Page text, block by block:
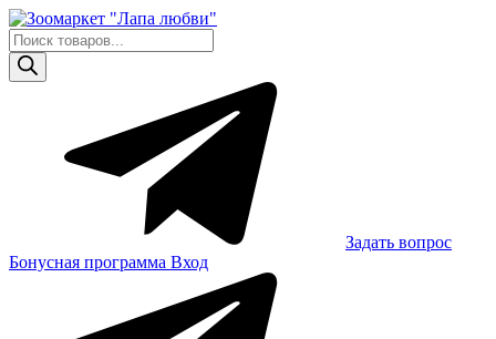
Skip
to
content
Поиск
товаров
Задать вопрос
Бонусная программа Вход